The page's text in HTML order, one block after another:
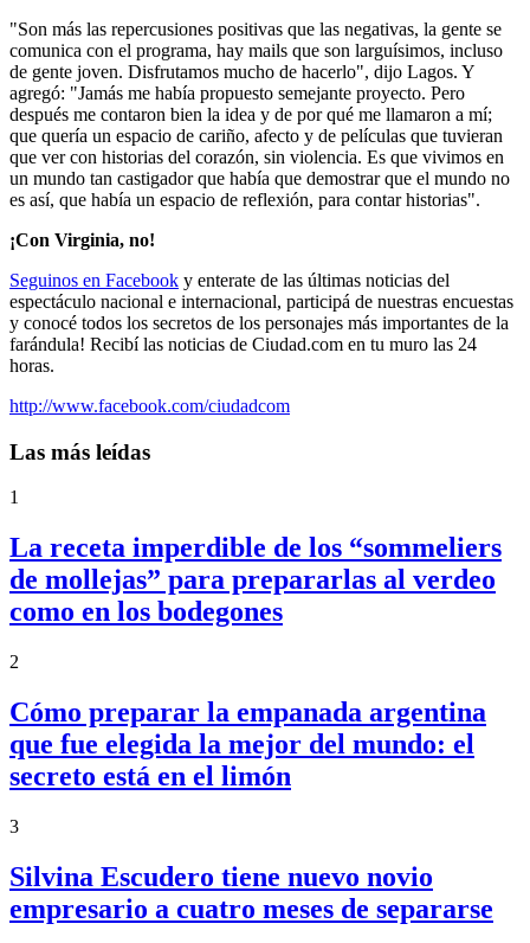
"Son más las repercusiones positivas que las negativas, la gente se
comunica con el programa, hay mails que son larguísimos, incluso
de gente joven. Disfrutamos mucho de hacerlo", dijo Lagos. Y
agregó: "Jamás me había propuesto semejante proyecto. Pero
después me contaron bien la idea y de por qué me llamaron a mí;
que quería un espacio de cariño, afecto y de películas que tuvieran
que ver con historias del corazón, sin violencia. Es que vivimos en
un mundo tan castigador que había que demostrar que el mundo no
es así, que había un espacio de reflexión, para contar historias".
¡Con Virginia, no!
Seguinos en Facebook y enterate de las últimas noticias del
espectáculo nacional e internacional, participá de nuestras encuestas
y conocé todos los secretos de los personajes más importantes de la
farándula! Recibí las noticias de Ciudad.com en tu muro las 24
horas.
http://www.facebook.com/ciudadcom
Las más leídas
1
La receta imperdible de los “sommeliers
de mollejas” para prepararlas al verdeo
como en los bodegones
2
Cómo preparar la empanada argentina
que fue elegida la mejor del mundo: el
secreto está en el limón
3
Silvina Escudero tiene nuevo novio
empresario a cuatro meses de separarse